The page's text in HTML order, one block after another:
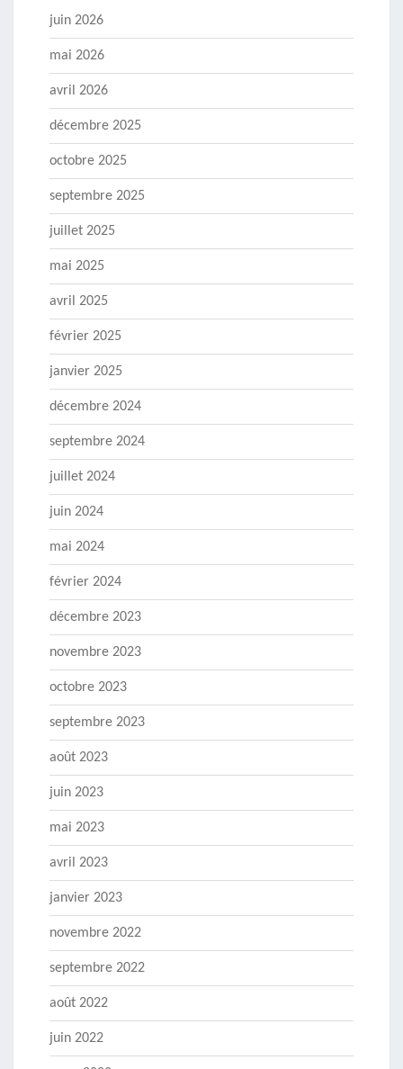
juin 2026
mai 2026
avril 2026
décembre 2025
octobre 2025
septembre 2025
juillet 2025
mai 2025
avril 2025
février 2025
janvier 2025
décembre 2024
septembre 2024
juillet 2024
juin 2024
mai 2024
février 2024
décembre 2023
novembre 2023
octobre 2023
septembre 2023
août 2023
juin 2023
mai 2023
avril 2023
janvier 2023
novembre 2022
septembre 2022
août 2022
juin 2022